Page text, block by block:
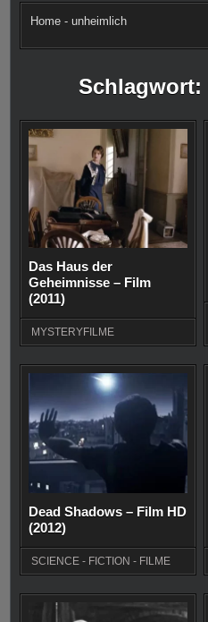
Home -unheimlich
Schlagwort:
Das Haus der
Geheimnisse – Film
(2011)
MYSTERYFILME
Dead Shadows – Film HD
(2012)
SCIENCE - FICTION - FILME